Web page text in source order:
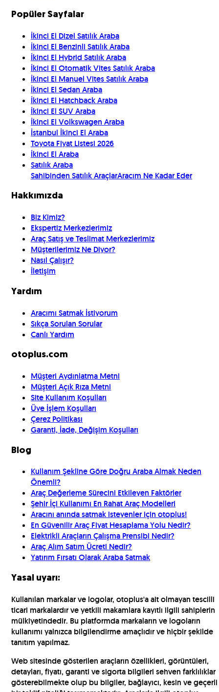
Popüler Sayfalar
İkinci El Dizel Satılık Araba
İkinci El Benzinli Satılık Araba
İkinci El Hybrid Satılık Araba
İkinci El Otomatik Vites Satılık Araba
İkinci El Manuel Vites Satılık Araba
İkinci El Sedan Araba
İkinci El Hatchback Araba
İkinci El SUV Araba
İkinci El Volkswagen Araba
İstanbul İkinci El Araba
Toyota Fiyat Listesi 2026
İkinci El Araba
Satılık Araba
Sahibinden Satılık AraçlarAracım Ne Kadar Eder
Hakkımızda
Biz Kimiz?
Ekspertiz Merkezlerimiz
Araç Satış ve Teslimat Merkezlerimiz
Müşterilerimiz Ne Diyor?
Nasıl Çalışır?
İletişim
Yardım
Aracımı Satmak İstiyorum
Sıkça Sorulan Sorular
Canlı Yardım
otoplus.com
Müşteri Aydınlatma Metni
Müşteri Açık Rıza Metni
Site Kullanım Koşulları
Üye İşlem Koşulları
Çerez Politikası
Garanti, İade, Değişim Koşulları
Blog
Kullanım Şekline Göre Doğru Araba Almak Neden
Önemli?
Araç Değerleme Sürecini Etkileyen Faktörler
Şehir İçi Kullanımı En Rahat Araç Modelleri
Aracını anında satmak isteyenler için otoplus!
En Güvenilir Araç Fiyat Hesaplama Yolu Nedir?
Elektrikli Araçların Çalışma Prensibi Nedir?
Araç Alım Satım Ücreti Nedir?
Yatırım Fırsatı Olarak Araba Satmak
Yasal uyarı:
Kullanılan markalar ve logolar, otoplus'a ait olmayan tescilli
ticari markalardır ve yetkili makamlara kayıtlı ilgili sahiplerin
mülkiyetindedir. Bu platformda markaların ve logoların
kullanımı yalnızca bilgilendirme amaçlıdır ve hiçbir şekilde
tanıtım yapılmaz.
Web sitesinde gösterilen araçların özellikleri, görüntüleri,
detayları, fiyatı, garanti ve sigorta bilgileri sehven farklılıklar
gösterebilmekte olup bu bilgiler, bağlayıcı, kesin ve geçerli